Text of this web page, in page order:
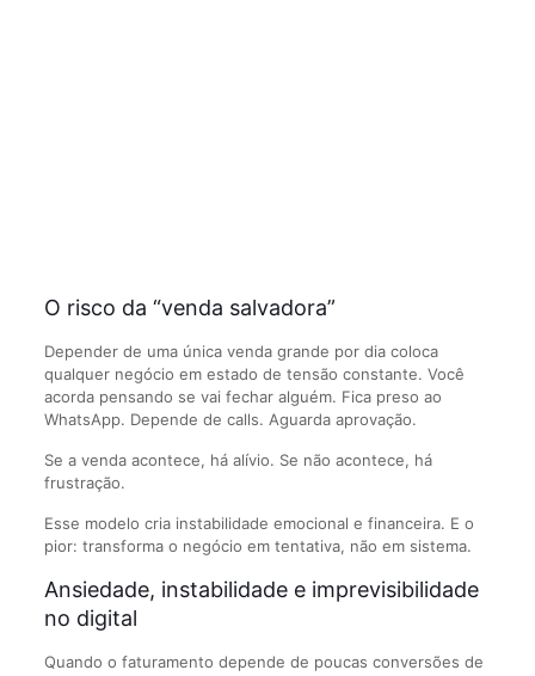
O risco da “venda salvadora”
Depender de uma única venda grande por dia coloca
qualquer negócio em estado de tensão constante. Você
acorda pensando se vai fechar alguém. Fica preso ao
WhatsApp. Depende de calls. Aguarda aprovação.
Se a venda acontece, há alívio. Se não acontece, há
frustração.
Esse modelo cria instabilidade emocional e financeira. E o
pior: transforma o negócio em tentativa, não em sistema.
Ansiedade, instabilidade e imprevisibilidade
no digital
Quando o faturamento depende de poucas conversões de